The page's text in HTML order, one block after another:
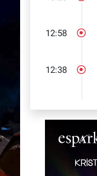
12:58
12:38